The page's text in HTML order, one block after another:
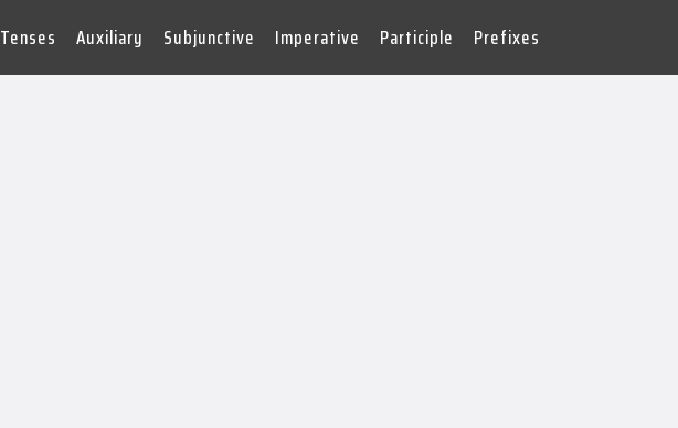
Tenses Auxiliary Subjunctive Imperative Participle Prefixes